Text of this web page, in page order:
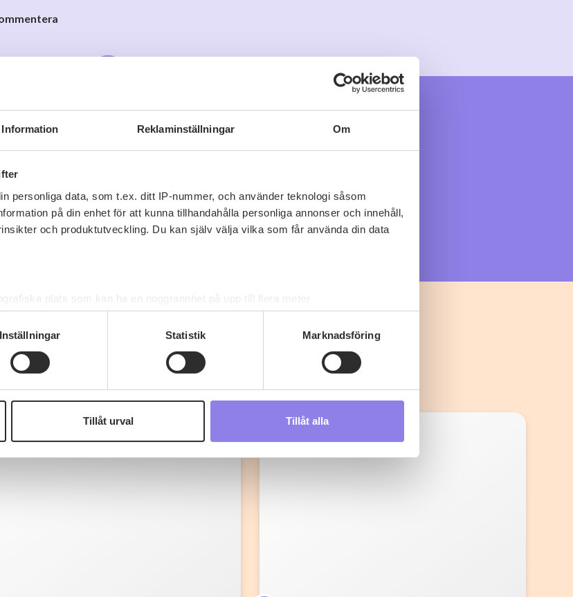
Information Reklaminställningar Om
personliga data, som t.ex. ditt IP-nummer, och använder teknologi såsom
på din enhet för att kunna tillhandahålla personliga annonser och innehåll,
och produktutveckling. Du kan själv välja vilka som får använda din data
plats som kan ha en noggrannhet på upp till flera meter
skanna den för specifika kännetecken (fingeravtryck)
behandlas och ställ in dina preferenser i
detaljsektionen. Du kan ändra
från cookie-förklaringen.
intygar du att du är 25 år eller äldre.
Inställningar Statistik Marknadsföring
Tillåt urval Tillåt alla
Viner vi tror du gillar